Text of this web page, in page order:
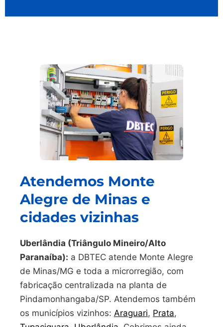
Atendemos Monte
Alegre de Minas e
cidades vizinhas
Uberlândia (Triângulo Mineiro/Alto
Paranaíba): a DBTEC atende Monte Alegre
de Minas/MG e toda a microrregião, com
fabricação centralizada na planta de
Pindamonhangaba/SP. Atendemos também
os municípios vizinhos: Araguari, Prata,